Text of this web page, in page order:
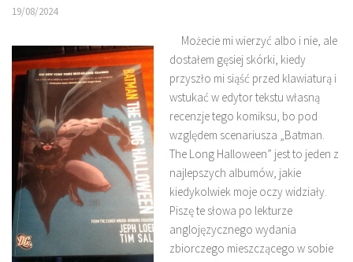
19/08/2024
Możecie mi wierzyć albo i nie, ale
dostałem gęsiej skórki, kiedy
przyszło mi siąść przed klawiaturą i
wstukać w edytor tekstu własną
recenzje tego komiksu, bo pod
względem scenariusza „Batman.
The Long Halloween” jest to jeden z
najlepszych albumów, jakie
kiedykolwiek moje oczy widziały.
Piszę te słowa po lekturze
anglojęzycznego wydania
zbiorczego mieszczącego w sobie